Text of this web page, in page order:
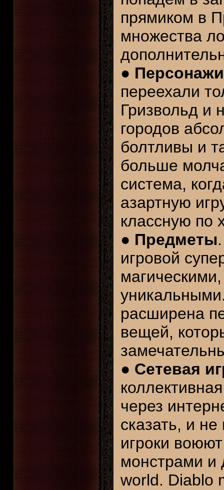
прямиком в
множества
● Персонажи
переехали
Гризвольд и
городов
болтливы и
больше
система,
азартную
классную по
● Предметы
игровой
расширена
вещей,
● Сетевая
через
сказать, и
игроки
монстрами и
world. Diablo